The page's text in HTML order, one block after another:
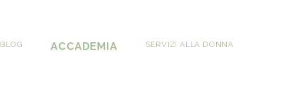
BLOG ACCADEMIA SERVIZI ALLA DONNA